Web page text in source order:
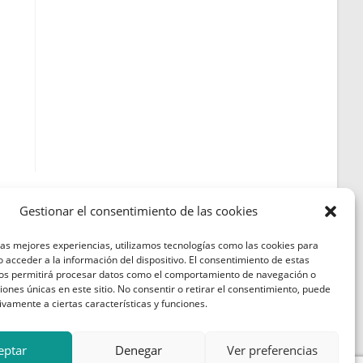
Gestionar el consentimiento de las cookies
mejores experiencias, utilizamos tecnologías como las cookies para
acceder a la información del dispositivo. El consentimiento de estas
permitirá procesar datos como el comportamiento de navegación o
únicas en este sitio. No consentir o retirar el consentimiento, puede
a ciertas características y funciones.
Denegar Ver preferencias
Política de Cookies
Política de Privacidad